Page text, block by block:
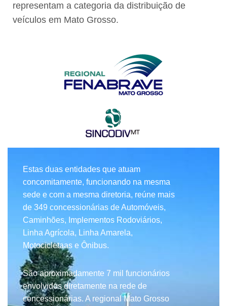
representam a categoria da distribuição de
veículos em Mato Grosso.
Estas duas entidades que atuam
concomitamente, funcionando na mesma
sede e com a mesma diretoria, reúne mais
de 349 concessionárias de Automóveis,
Caminhões, Implementos Rodoviários,
Linha Agrícola, Linha Amarela,
Motocicletaas e Ônibus.
​São aproximadamente 7 mil funcionários
envolvidos diretamente na rede de
concessionárias. A regional Mato Grosso